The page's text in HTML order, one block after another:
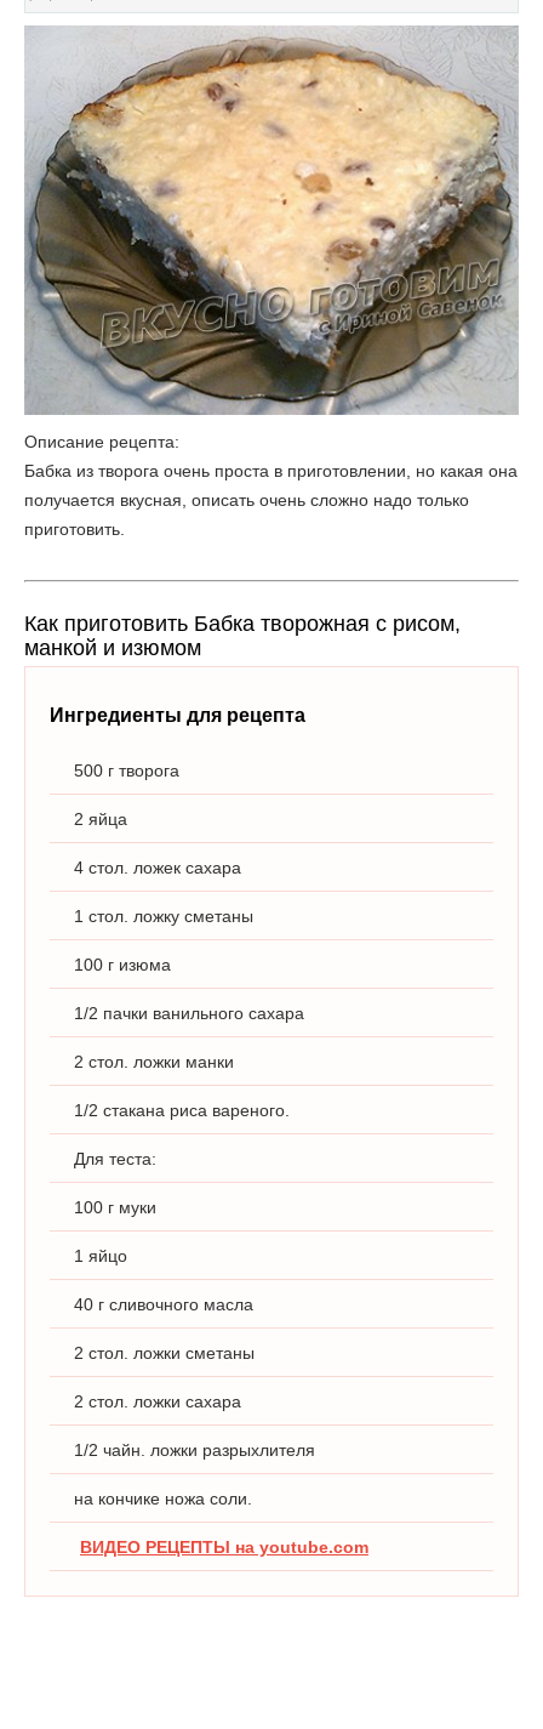
Описание рецепта:
Бабка из творога очень проста в приготовлении, но какая она
получается вкусная, описать очень сложно надо только
приготовить.
Как приготовить Бабка творожная с рисом,
манкой и изюмом
Ингредиенты для рецепта
500 г творога
2 яйца
4 стол. ложек сахара
1 стол. ложку сметаны
100 г изюма
1/2 пачки ванильного сахара
2 стол. ложки манки
1/2 стакана риса вареного.
Для теста:
100 г муки
1 яйцо
40 г сливочного масла
2 стол. ложки сметаны
2 стол. ложки сахара
1/2 чайн. ложки разрыхлителя
на кончике ножа соли.
ВИДЕО РЕЦЕПТЫ на youtube.com